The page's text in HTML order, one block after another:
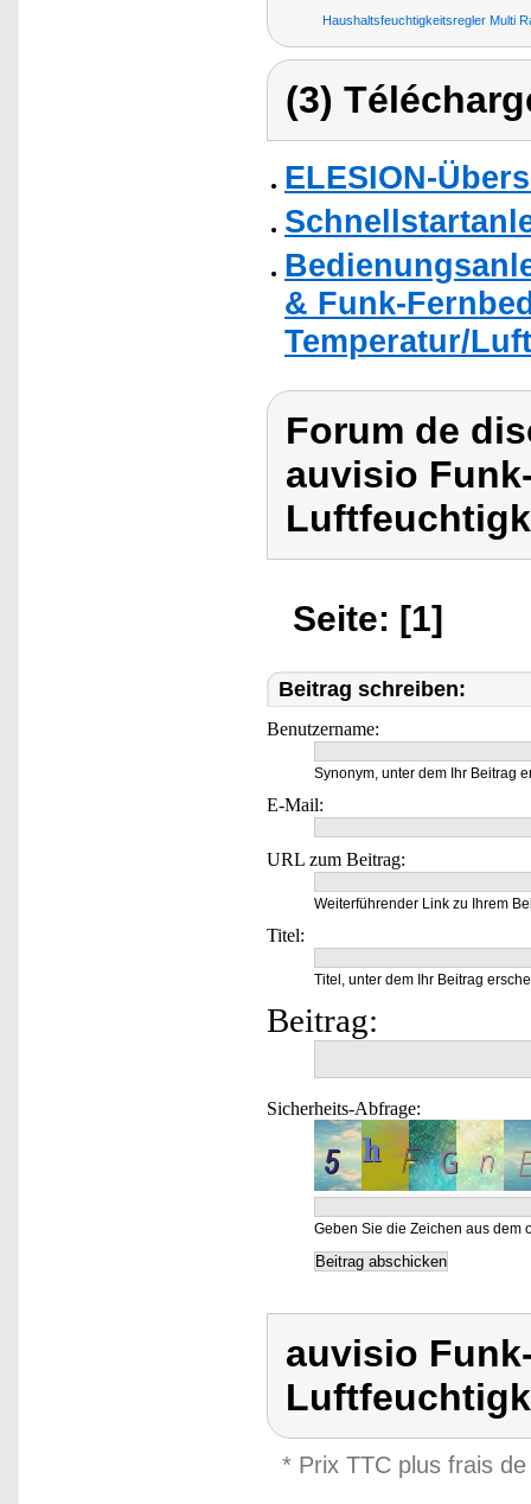
Haushaltsfeuchtigkeitsregler Multi
(3)
ELESION-
& Funk-
Temperatur/
Forum de
auvisio
Seite: [1]
Beitrag schreiben:
Benutzername:
Synonym, unter dem Ihr Beitrag
E-Mail:
URL zum Beitrag:
Weiterführender Link zu Ihrem
Titel:
Titel, unter dem Ihr Beitrag
Beitrag:
Sicherheits-Abfrage:
Geben Sie die Zeichen aus dem
auvisio
* Prix TTC plus frais